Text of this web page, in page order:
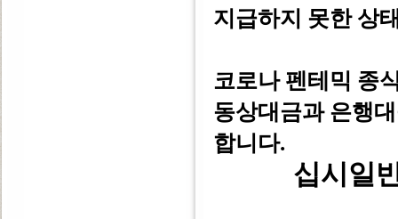
지급하지 못한 상
코로나 펜테믹 종
동상대금과 은행
합니다.
십시일